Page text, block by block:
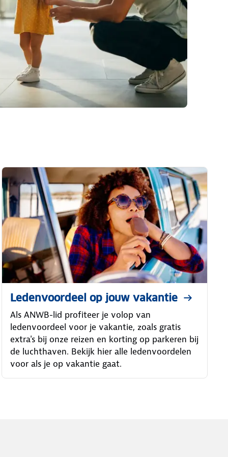
Ledenvoordeel op jouw vakantie
Als ANWB-lid profiteer je volop van
ledenvoordeel voor je vakantie, zoals gratis
extra's bij onze reizen en korting op parkeren bij
de luchthaven. Bekijk hier alle ledenvoordelen
voor als je op vakantie gaat.